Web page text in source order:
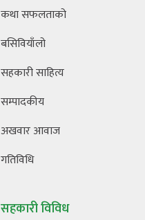
कथा सफलताको
बसिवियाँलो
सहकारी साहित्य
सम्पादकीय
अखवार आवाज
गतिविधि
सहकारी विविध